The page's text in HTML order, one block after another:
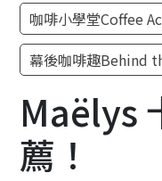
咖啡小學堂Coffee
幕後咖啡趣Behind
Maëlys
薦！